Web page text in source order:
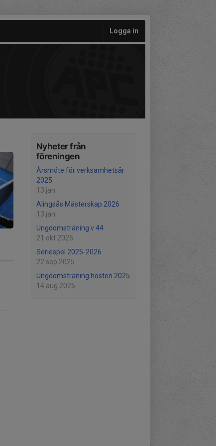
Logga in
Nyheter från
föreningen
Årsmöte för verksamhetsår
2025.
13 jan
Alingsås Mästerskap 2026
13 jan
Ungdomsträning v 44
21 okt 2025
Seriespel 2025-2026
22 sep 2025
Ungdomsträning hösten 2025
14 aug 2025